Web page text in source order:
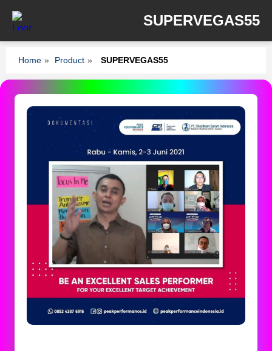
SUPERVEGAS55
Home » Product » SUPERVEGAS55